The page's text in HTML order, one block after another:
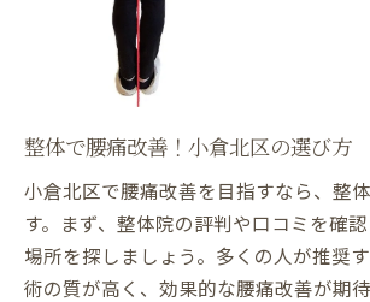
腰痛に効く整体 小倉北区での
腰痛に効く整体法を学ぶ
小倉北区での整体施術が
整体を通じた腰痛軽減の実
施術法から見る整体選び
整体の視点から腰痛を考
小倉北区整体で腰痛改善のポ
整体で腰痛改善！小倉北区の選び方
小倉北区で腰痛改善を目指すなら、整
す。まず、整体院の評判や口コミを確
場所を探しましょう。多くの人が推奨
術の質が高く、効果的な腰痛改善が期